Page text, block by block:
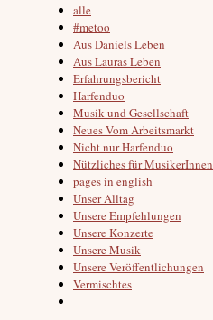
alle
#metoo
Aus Daniels Leben
Aus Lauras Leben
Erfahrungsbericht
Harfenduo
Musik und Gesellschaft
Neues Vom Arbeitsmarkt
Nicht nur Harfenduo
Nützliches für MusikerInnen
pages in english
Unser Alltag
Unsere Empfehlungen
Unsere Konzerte
Unsere Musik
Unsere Veröffentlichungen
Vermischtes